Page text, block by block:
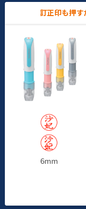
訂正印も押す
6mm